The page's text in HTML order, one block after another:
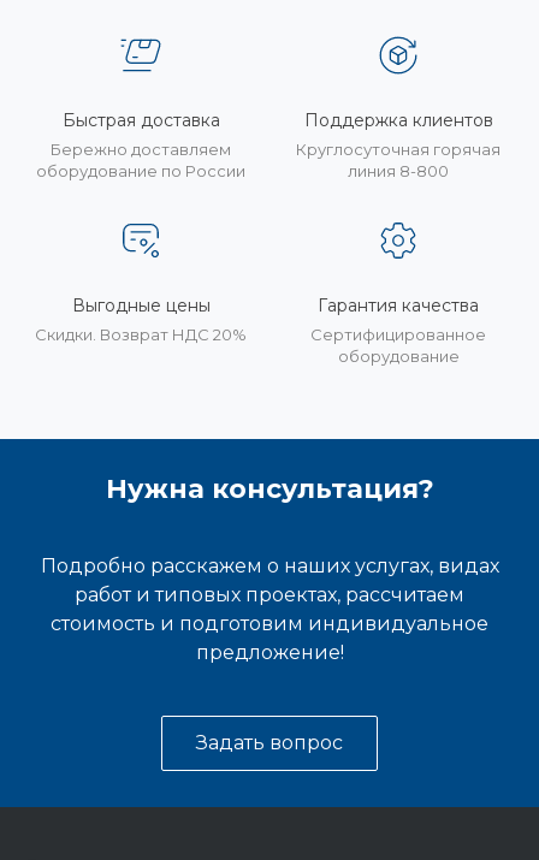
Быстрая доставка
Бережно доставляем
оборудование по России
Поддержка клиентов
Круглосуточная горячая
линия 8-800
Выгодные цены
Скидки. Возврат НДС 20%
Гарантия качества
Сертифицированное
оборудование
Нужна консультация?
Подробно расскажем о наших услугах, видах
работ и типовых проектах, рассчитаем
стоимость и подготовим индивидуальное
предложение!
Задать вопрос